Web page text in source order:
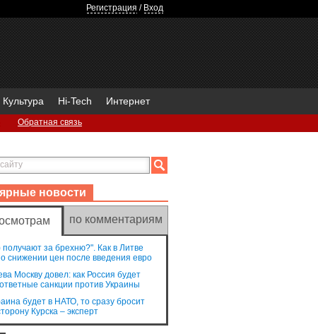
Регистрация / Вход
Обратная связь
Культура Hi-Tech Интернет
новости
по комментариям
получают за брехню?". Как в Литве
снижении цен после введения евро
Москву довел: как Россия будет
санкции против Украины
будет в НАТО, то сразу бросит
Курска – эксперт